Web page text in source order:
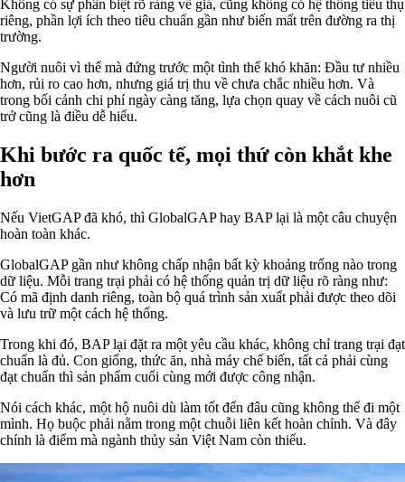
Không có sự phân biệt rõ ràng về giá, cũng không có hệ thống tiêu thụ
riêng, phần lợi ích theo tiêu chuẩn gần như biến mất trên đường ra thị
trường.
Người nuôi vì thế mà đứng trước một tình thế khó khăn: Đầu tư nhiều
hơn, rủi ro cao hơn, nhưng giá trị thu về chưa chắc nhiều hơn. Và
trong bối cảnh chi phí ngày càng tăng, lựa chọn quay về cách nuôi cũ
trở cũng là điều dễ hiểu.
Khi bước ra quốc tế, mọi thứ còn khắt khe
hơn
Nếu VietGAP đã khó, thì GlobalGAP hay BAP lại là một câu chuyện
hoàn toàn khác.
GlobalGAP gần như không chấp nhận bất kỳ khoảng trống nào trong
dữ liệu. Mỗi trang trại phải có hệ thống quản trị dữ liệu rõ ràng như:
Có mã định danh riêng, toàn bộ quá trình sản xuất phải được theo dõi
và lưu trữ một cách hệ thống.
Trong khi đó, BAP lại đặt ra một yêu cầu khác, không chỉ trang trại đạt
chuẩn là đủ. Con giống, thức ăn, nhà máy chế biến, tất cả phải cùng
đạt chuẩn thì sản phẩm cuối cùng mới được công nhận.
Nói cách khác, một hộ nuôi dù làm tốt đến đâu cũng không thể đi một
mình. Họ buộc phải nằm trong một chuỗi liên kết hoàn chỉnh. Và đây
chính là điểm mà ngành thủy sản Việt Nam còn thiếu.